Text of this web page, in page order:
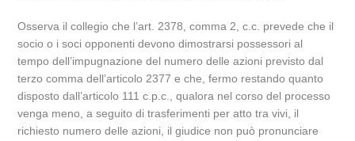
Osserva il collegio che l’art. 2378, comma 2, c.c. prevede che il
socio o i soci opponenti devono dimostrarsi possessori al
tempo dell’impugnazione del numero delle azioni previsto dal
terzo comma dell’articolo 2377 e che, fermo restando quanto
disposto dall’articolo 111 c.p.c., qualora nel corso del processo
venga meno, a seguito di trasferimenti per atto tra vivi, il
richiesto numero delle azioni, il giudice non può pronunciare